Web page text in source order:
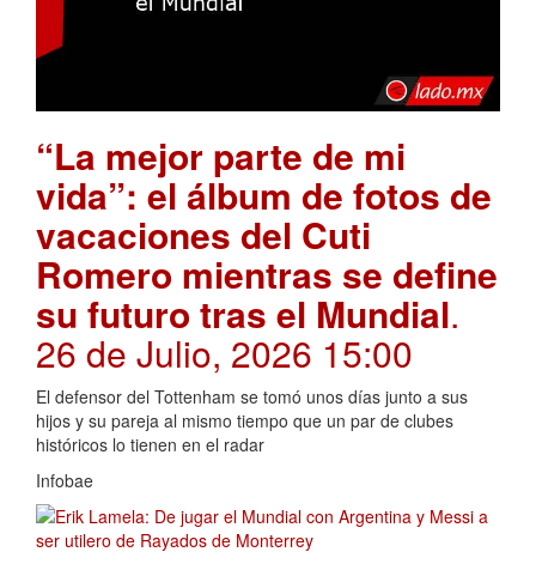
“La mejor parte de mi
vida”: el álbum de fotos de
vacaciones del Cuti
Romero mientras se define
su futuro tras el Mundial.
26 de Julio, 2026 15:00
El defensor del Tottenham se tomó unos días junto a sus
hijos y su pareja al mismo tiempo que un par de clubes
históricos lo tienen en el radar
Infobae